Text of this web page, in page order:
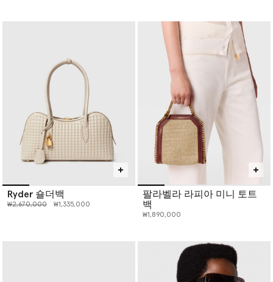
Ryder 숄더백
인하 전 가격:
₩2,670,000인하된 가격:
₩1,335,000
팔라벨라 라피아 미니 토트
백
₩1,890,000